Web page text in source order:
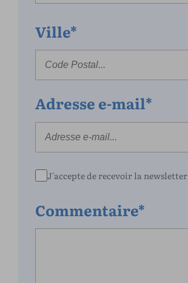
Ville*
Adresse e-mail*
J'accepte de recevoir la newsletter
Commentaire*